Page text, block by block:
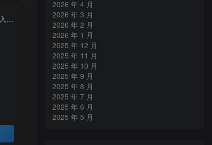
抖音某大佬汽车科普解说教学，流量嘎嘎猛，撸创作伙伴计划精选独家收益，日入5张+
2026 年 4 月
2026 年 3 月
2026 年 2 月
2026 年 1 月
2025 年 12 月
2025 年 11 月
2025 年 10 月
2025 年 9 月
2025 年 8 月
2025 年 7 月
2025 年 6 月
2025 年 5 月